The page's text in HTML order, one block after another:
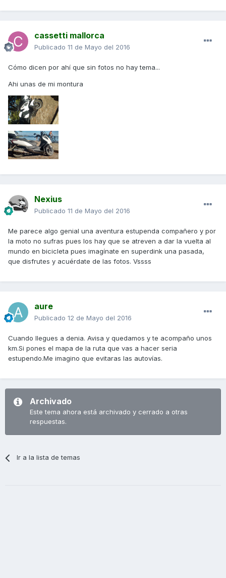
cassetti mallorca
Publicado 11 de Mayo del 2016
Cómo dicen por ahí que sin fotos no hay tema...
Ahi unas de mi montura
Nexius
Publicado 11 de Mayo del 2016
Me parece algo genial una aventura estupenda compañero y por
la moto no sufras pues los hay que se atreven a dar la vuelta al
mundo en bicicleta pues imagínate en superdink una pasada,
que disfrutes y acuérdate de las fotos. Vssss
aure
Publicado 12 de Mayo del 2016
Cuando llegues a denia. Avisa y quedamos y te acompaño unos
km.Si pones el mapa de la ruta que vas a hacer seria
estupendo.Me imagino que evitaras las autovías.
Archivado
Este tema ahora está archivado y cerrado a otras
respuestas.
Ir a la lista de temas